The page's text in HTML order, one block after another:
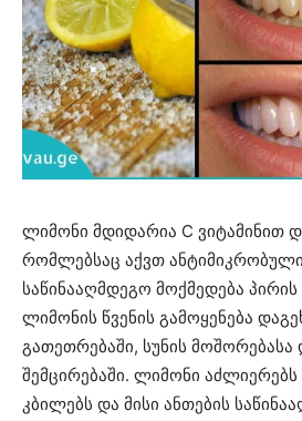
ლიმონი მდიდარია C ვიტამინით
რომლებსაც აქვთ
საწინააღმდეგო მოქმედება
ლიმონის წვენის გამოყენება
გათეთრებაში, სუნის მოშორებასა
შემცირებაში. ლიმონი
კბილებს და მისი ანთების